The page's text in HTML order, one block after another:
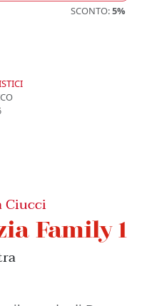
SCONTO:5%
Ciucci
Family 1